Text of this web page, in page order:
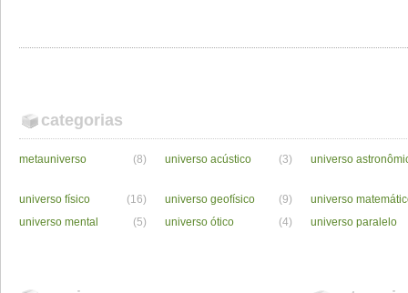
categorias
metauniverso (8) universo acústico (3) universo
universo físico (16) universo geofísico (9)
universo
universo mental
(5) universo ótico (4) universo paralelo